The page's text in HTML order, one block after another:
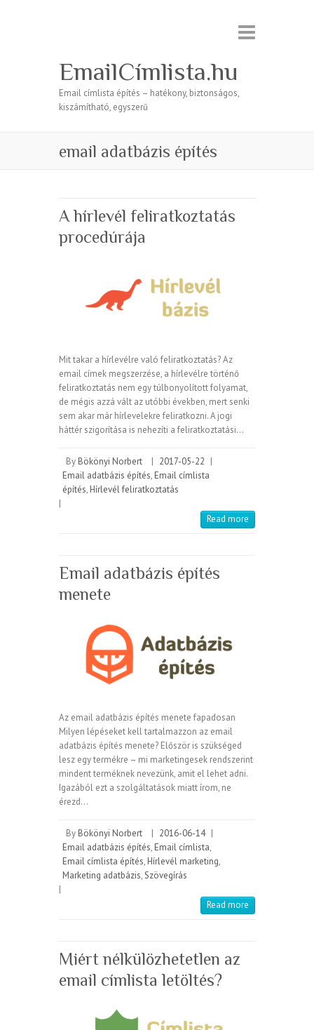
EmailCímlista.hu
Email címlista építés – hatékony, biztonságos,
kiszámítható, egyszerű
email adatbázis építés
A hírlevél feliratkoztatás
procedúrája
Mit takar a hírlevélre való feliratkoztatás? Az
email címek megszerzése, a hírlevélre történő
feliratkoztatás nem egy túlbonyolított folyamat,
de mégis azzá vált az utóbbi években, mert senki
sem akar már hírlevelekre feliratkozni. A jogi
háttér szigorítása is nehezíti a feliratkoztatási…
By Bökönyi Norbert | 2017-05-22 |
Email adatbázis építés, Email címlista
építés, Hírlevél feliratkoztatás
|
Read more
Email adatbázis építés
menete
Az email adatbázis építés menete fapadosan
Milyen lépéseket kell tartalmazzon az email
adatbázis építés menete? Először is szükséged
lesz egy termékre – mi marketingesek rendszerint
mindent terméknek nevezünk, amit el lehet adni.
Igazából ezt a szolgáltatások miatt írom, ne
érezd…
By Bökönyi Norbert | 2016-06-14 |
Email adatbázis építés, Email címlista,
Email címlista építés, Hírlevél marketing,
Marketing adatbázis,Szövegírás
|
Read more
Miért nélkülözhetetlen az
email címlista letöltés?